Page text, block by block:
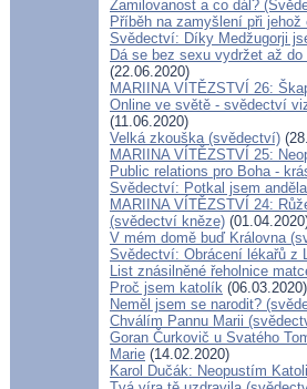
Zamilovanost a co dál?
Příběh na zamyšlení při
Svědectví: Díky Medžugorji
Dá se bez sexu vydržet až
(22.06.2020)
MARIINA VÍTĚZSTVÍ 26:
Online ve světě - svědectví
(11.06.2020)
Velká zkouška (svědectví)
MARIINA VÍTĚZSTVÍ 25:
Public relations pro Boha -
Svědectví: Potkal jsem anděla
MARIINA VÍTĚZSTVÍ 24:
(svědectví kněze)
V mém domě buď Královna
Svědectví: Obrácení lékařů z
List znásilněné řeholnice
Proč jsem katolík (06.03.2020)
Neměl jsem se narodit?
Chválím Pannu Marii
Goran Čurkovič u Svatého
Marie (14.02.2020)
Karol Dučák: Neopustím